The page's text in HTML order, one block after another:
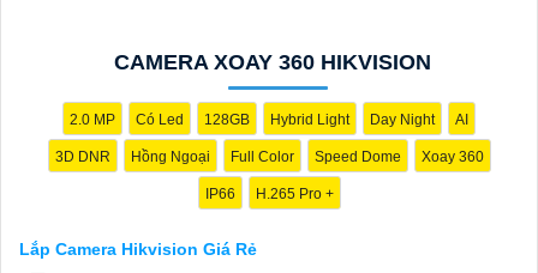
camera Hikvision giá rẻ và chuyên nghiệp cho dự án của quý vị.
Với kinh nghiệm lâu năm trong lĩnh vực lắp đặt camera an ninh,
đội ngũ kỹ thuật viên của chúng tôi cam kết sẽ mang đến cho
quý vị những giải pháp an ninh hiệu quả, đáng tin cậy và tiết
kiệm chi phí.
Camera của Hikvision được biết đến là một trong những thương
hiệu hàng đầu thế giới về giải pháp an ninh video. Với các tính
năng và công nghệ tiên tiến, camera Hikvision không chỉ
chắn
CAMERA XOAY 360 HIKVISION
2.0 MP Có Led 128GB Hybrid Light Day Night AI
3D DNR Hồng Ngoại Full Color Speed Dome Xoay 360
IP66 H.265 Pro +
Lắp Camera Hikvision Giá Rẻ